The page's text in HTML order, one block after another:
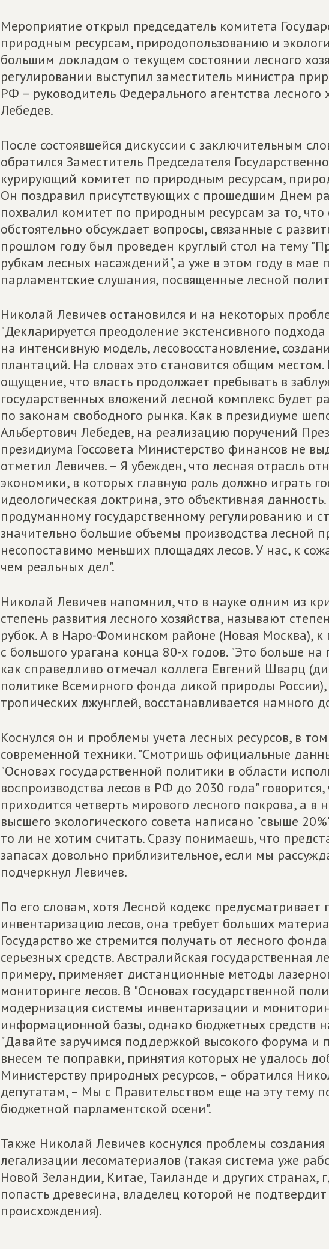
Мероприятие открыл председатель комитета
природным ресурсам, природопользованию и
большим докладом о текущем состоянии лесного
регулировании выступил заместитель министра
РФ – руководитель Федерального агентства лесного
Лебедев.
После состоявшейся дискуссии с заключительным
обратился Заместитель Председателя
курирующий комитет по природным ресурсам,
Он поздравил присутствующих с прошедшим Днем
похвалил комитет по природным ресурсам за то, что
обстоятельно обсуждает вопросы, связанные с
прошлом году был проведен круглый стол на тему
рубкам лесных насаждений", а уже в этом году в мае
парламентские слушания, посвященные лесной
Николай Левичев остановился и на некоторых
"Декларируется преодоление экстенсивного
на интенсивную модель, лесовосстановление,
плантаций. На словах это становится общим
ощущение, что власть продолжает пребывать в
государственных вложений лесной комплекс будет
по законам свободного рынка. Как в президиуме
Альбертович Лебедев, на реализацию поручений
президиума Госсовета Министерство финансов не
отметил Левичев. – Я убежден, что лесная отрасль
экономики, в которых главную роль должно играть
идеологическая доктрина, это объективная
продуманному государственному регулированию и
значительно большие объемы производства лесной
несопоставимо меньших площадях лесов. У нас, к
чем реальных дел".
Николай Левичев напомнил, что в науке одним из
степень развития лесного хозяйства, называют
рубок. А в Наро-Фоминском районе (Новая Москва), к
с большого урагана конца 80-х годов. "Это больше
как справедливо отмечал коллега Евгений Шварц
политике Всемирного фонда дикой природы
тропических джунглей, восстанавливается намного
Коснулся он и проблемы учета лесных ресурсов, в
современной техники. "Смотришь официальные
"Основах государственной политики в области
воспроизводства лесов в РФ до 2030 года"
приходится четверть мирового лесного покрова, а
высшего экологического совета написано "свыше
то ли не хотим считать. Сразу понимаешь, что
запасах довольно приблизительное, если мы
подчеркнул Левичев.
По его словам, хотя Лесной кодекс предусматривает
инвентаризацию лесов, она требует больших
Государство же стремится получать от лесного
серьезных средств. Австралийская государственная
примеру, применяет дистанционные методы
мониторинге лесов. В "Основах государственной
модернизация системы инвентаризации и
информационной базы, однако бюджетных средств
"Давайте заручимся поддержкой высокого форума
внесем те поправки, принятия которых не удалось
Министерству природных ресурсов, – обратился
депутатам, – Мы с Правительством еще на эту тему
бюджетной парламентской осени".
Также Николай Левичев коснулся проблемы
легализации лесоматериалов (такая система уже
Новой Зеландии, Китае, Таиланде и других странах,
попасть древесина, владелец которой не подтвердит
происхождения).